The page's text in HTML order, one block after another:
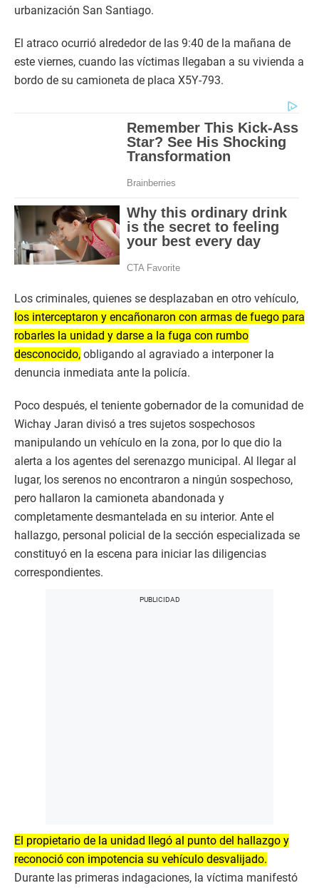
urbanización San Santiago.
El atraco ocurrió alrededor de las 9:40 de la mañana de
este viernes, cuando las víctimas llegaban a su vivienda a
bordo de su camioneta de placa X5Y-793.
Los criminales, quienes se desplazaban en otro vehículo,
los interceptaron y encañonaron con armas de fuego para
robarles la unidad y darse a la fuga con rumbo
desconocido, obligando al agraviado a interponer la
denuncia inmediata ante la policía.
​Poco después, el teniente gobernador de la comunidad de
Wichay Jaran divisó a tres sujetos sospechosos
manipulando un vehículo en la zona, por lo que dio la
alerta a los agentes del serenazgo municipal. Al llegar al
lugar, los serenos no encontraron a ningún sospechoso,
pero hallaron la camioneta abandonada y
completamente desmantelada en su interior. Ante el
hallazgo, personal policial de la sección especializada se
constituyó en la escena para iniciar las diligencias
correspondientes.
​El propietario de la unidad llegó al punto del hallazgo y
reconoció con impotencia su vehículo desvalijado.
Durante las primeras indagaciones, la víctima manifestó